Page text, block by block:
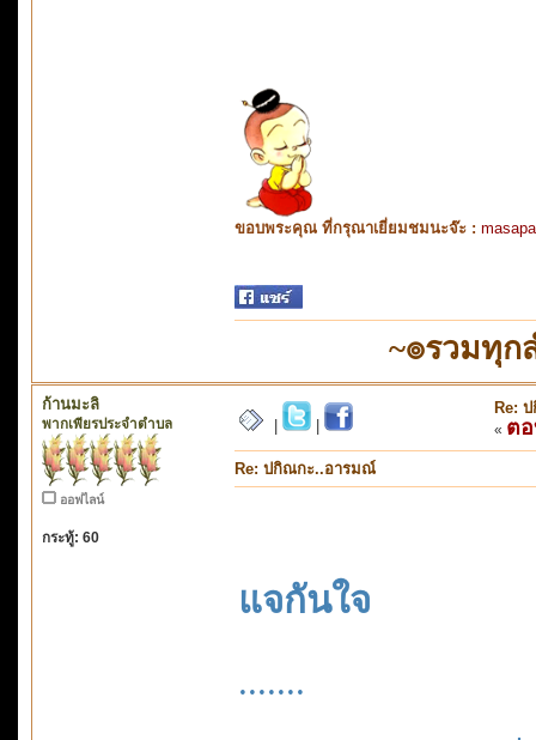
ขอบพระคุณ ที่กรุณาเยี่ยมชมนะจ๊ะ :
~๏รวมทุ
ก้านมะลิ
พากเพียรประจำตำบล
ออฟไลน์
กระทู้: 60
Re:
« ต
Re: ปกิณกะ..อารมณ์
แจกันใจ
.......